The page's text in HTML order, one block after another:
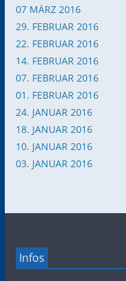
07 MÄRZ 2016
29. FEBRUAR 2016
22. FEBRUAR 2016
14. FEBRUAR 2016
07. FEBRUAR 2016
01. FEBRUAR 2016
24. JANUAR 2016
18. JANUAR 2016
10. JANUAR 2016
03. JANUAR 2016
Infos